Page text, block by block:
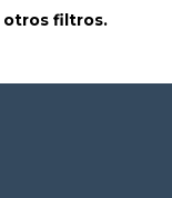
otros filtros.